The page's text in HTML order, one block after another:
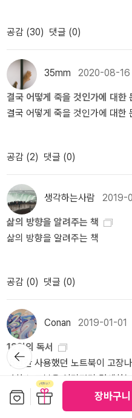
장바구니
없다. 부조리를 안고 있지만 최
긍하고 긍정으로 그리고 의연한
마지막을 이야기하고 싶어 했다.
숭고한 가치와 의미를 부여함으
가오는 임박에 대한 고통을 아름
종의 착각이자 세뇌처럼 들이지
어떻게 이길 방도는 없다고 보았
게 마지막을 의연하고 담대하게
로 용감하게 웃으며 미소 지으며
없을 거 같아. 이젠 나를 편안하
라는 작별의 일시적인 슬픔도 물
리웠던 사람이었노라고 말할 수
기억의 작은 트랜지스터 등이 점
르는 사람으로 추억이 된다면 좋
람조차도 먹고 살기에 대한 중
종종 발견한다. 지금이 육이오 한
살아가는 게 아니라 살아남아야
제의 징용과 대동아전쟁으로 수
대에서 '살아가는 것이 아니라 살
였던 시대를 지나서, 아직도 우리
운 시대에 살고 있는 경우가 많
일 중독이라던가 일 때문에 치
압박이 그 생의 전체를 지배하며
유를 돌아볼 여력 자체가 하나
술영화관에서 유럽영화 중에 <
다.노부부의 인생에서 아내가
두는 것보다 그저 그 사람이 죽
이 더 사랑을 실천하는 것 같았다
괴롭지만 옆에서 정신적 내지 물
안락사 추구에서 더 이상 가망 없
그 대상자의 존엄성을 정말 생각
이 책을 읽으면서 충격을
자살한 사람이 11,000명 정도라
아니다. 때로는 고통과 절망의
0명 넘는 사람이 죽음을 선택한
외로움, 아무 것도 할 수 없는 자
서 어린 학생들의 비극까지 들린
아가고 있는가? 어떻게 살 것인
일과 나가야할 자신의 미래도 담
가는 현실을 외면하지 않는다. 자
것이 어떻게 사용해야 하는가에
인간이 행복해야 자유로운 존재
어떻게 보면 하루 3끼 먹고, 청년
중소기업에 다니고 있어서 그나
복하다고 생각하진 않는다. 우리
지 않다고 생각한다. 행복이 무
일회용 인생이다. 죽으면 다시
고, 많이 돌아다니고, 많이 생각
조직도 유한한 존재며 우리가
그러기에 그 유한성을 인식하고
을 다하면서 절제하는 노력이 필
내려놓을 수 있는 마음의 여유와
수 있는 내면의 자신감을 갖추는
이다. 그래서 ‘유쾌한 남자’ 유시
다. 나는 나를 행복하게 만드는
일하고 놀고 사랑하면서, 지금
야 인생의 마지막 날에도 내 삶에
것 같다. (유시민, 『어떻게 살
행복한 삶을 살아가기 위한 방법
정답을 찾아내야 한다. 정답을 찾
오를 겪어봐야 한다. 이러한 삶의
적주의자다. 내려놓을 수 있다는
고 여유가 없게 만든다. 오히려
우리는 더 큰 행복과 진정한 세
민을 사회적 약자들이 잘 먹고 잘
세상을 만드는 데 실패한 정치인
는 삶’을 찾아 살고 있는 진정한
쓴 책이다. 유시민은 사회문제
열하게 살았지만 그것에서 벗어
다. 유시민 책 중 수필 느낌이 나
미워하는 사람도 많고, 옳다고 생
에 뭔가를 놓은 것 같은 관조의
않았을 것이다. 그는 이즈음에
천적으로 보고 있어 이미 이즈
음을 알 수 있다.5.국가란 무엇인
00년전에 형성된 국민국가에 소
실제 그 역사는 오래지 않았다.
국가의 폭압이 가득한데 한편으
가는 국민을 위한 일종의 합의적
서 4종류로 구분한다. 국가주의
적 국가, 목적론적 국가다. 국가
시하며 이를 지향점으로 제시한
민을 준 책이었다.6. 나의 한국
째로 인상 깊은 책이다. 그는 독
사에도 불구하고 다소 놀랍게도
이 옳지 않다고는 생각하지만
다. 이런 그의 입장을 처음으로
근현대사는 산업화로 상징되는
서. 그렇게 산 것을 후회하지는
냐는 것은 또 다른 문제이다. 최
지 살았던 것처럼 살아야 하는
새로 설계하고 새로운 도전을 할
것보다는 규범을 따르는 삶이 더
생각할 때 최고의 도덕적 이상은
홀드 니버의 말이 옳다고도 본다.
하는 것도 스스로 세운 준칙에
불편하고 고통스럽게 느껴진다
마음으로 자연스럽게 감당할 수
는 진보적 인간으로서의 의무를
한 본 피고인은 1심 판결에 어떠
지 못하며 알고 싶은 생각도 없
하는 기준으로서 본 피고인이 관
양심이라는 척도이지 인간이 만
에 대한 전문지식이 없는 본 피고
게 운용되는 사회에서라면 양심
자신의 삶을 쌓아 올릴 수밖에
니다.한때, 유시민을 그가 항소이
보다 향상된 사회를 갈망하는 진
은? 그렇게 살아왔다고 믿었었
가 가지고 있는 유시민의 책들,
다시 슬픔과 분노, 노여움, 희망
에 많이도 선정됐군공감필법, 넌
공감 (30) 댓글 (0)
35mm 2020-08-16
결국 어떻게 죽을 것인가에 대한
결국 어떻게 죽을 것인가에 대한
공감 (2) 댓글 (0)
생각하는사람 2019-
삶의 방향을 알려주는 책
삶의 방향을 알려주는 책
공감 (0) 댓글 (0)
Conan 2019-01-01
12월의 독서
6년간 사용했던 노트북이 고장
만한 노트북을 이리저리 검색하
번거로워서 한동안 다른분들 글
무리하는 기분으로 12월에 읽
뒤로가
기